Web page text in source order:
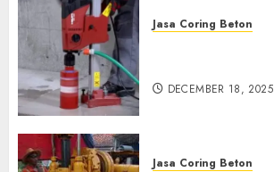
Jasa Coring Beton
DECEMBER 18, 2025
Jasa Coring Beton